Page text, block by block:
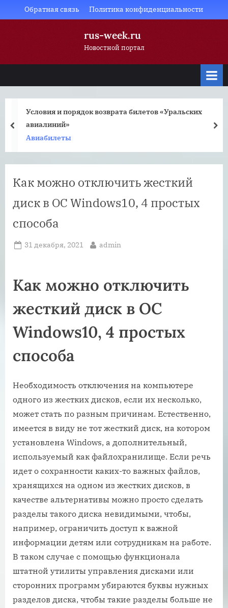
to
Обратная связь Политика конфиденциальности
rus-week.ru
Новостной портал
Условия и порядок возврата билетов «Уральских
авиалиний»
Авиабилеты
prev
Как можно отключить жесткий
диск в ОС Windows10, 4 простых
способа
Posted
31 декабря, 2021 By
admin
Как можно отключить
жесткий диск в ОС
Windows10, 4 простых
способа
Необходимость отключения на компьютере
одного из жестких дисков, если их несколько,
может стать по разным причинам. Естественно,
имеется в виду не тот жесткий диск, на котором
установлена Windows, а дополнительный,
используемый как файлохранилище. Если речь
идет о сохранности каких-то важных файлов,
хранящихся на одном из жестких дисков, в
качестве альтернативы можно просто сделать
разделы такого диска невидимыми, чтобы,
например, ограничить доступ к важной
информации детям или сотрудникам на работе.
В таком случае с помощью функционала
штатной утилиты управления дисками или
сторонних программ убираются буквы нужных
разделов диска, чтобы такие разделы больше не